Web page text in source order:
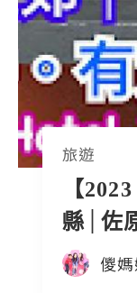
旅遊
【
縣│佐
餐 ♥儍